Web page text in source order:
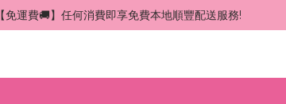
【免運費🚚】任何消費即享免費本地順豐配送服務!